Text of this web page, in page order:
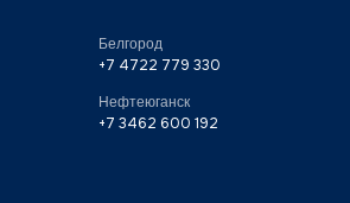
Белгород
+7 4722 779 330
Нефтеюганск
+7 3462 600 192